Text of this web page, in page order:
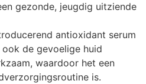
gezonde, jeugdig uitziende
antioxidant serum
de gevoelige huid
waardoor het een
is.